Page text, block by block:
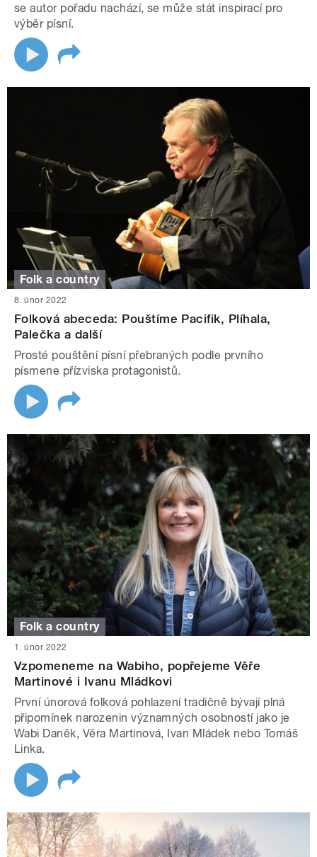
se autor pořadu nachází, se může stát inspirací pro
výběr písní.
Folk a country
8. únor 2022
Folková abeceda: Pouštíme Pacifik, Plíhala,
Palečka a další
Prosté pouštění písní přebraných podle prvního
písmene přízviska protagonistů.
Folk a country
1. únor 2022
Vzpomeneme na Wabiho, popřejeme Věře
Martinové i Ivanu Mládkovi
První únorová folková pohlazení tradičně bývají plná
připomínek narozenin významných osobností jako je
Wabi Daněk, Věra Martinová, Ivan Mládek nebo Tomáš
Linka.